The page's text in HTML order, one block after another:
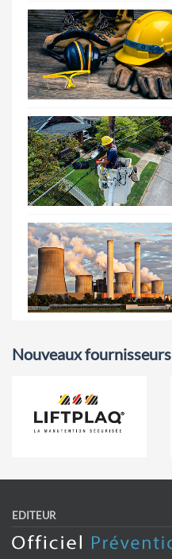
Nouveaux fournisseurs
EDITEUR